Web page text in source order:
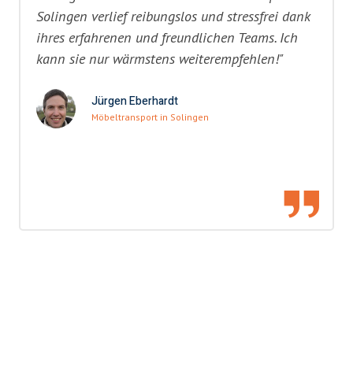
Solingen verlief reibungslos und stressfrei dank
ihres erfahrenen und freundlichen Teams. Ich
kann sie nur wärmstens weiterempfehlen!"
Jürgen Eberhardt
Möbeltransport in Solingen